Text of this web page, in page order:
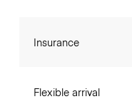
Insurance
Flexible arrival